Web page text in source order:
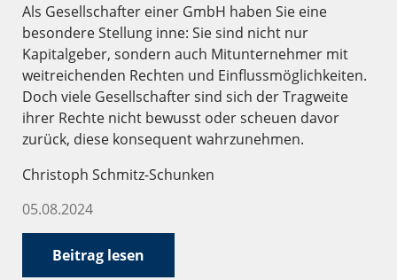
Als Gesellschafter einer GmbH haben Sie eine
besondere Stellung inne: Sie sind nicht nur
Kapitalgeber, sondern auch Mitunternehmer mit
weitreichenden Rechten und Einflussmöglichkeiten.
Doch viele Gesellschafter sind sich der Tragweite
ihrer Rechte nicht bewusst oder scheuen davor
zurück, diese konsequent wahrzunehmen.
Christoph Schmitz-Schunken
05.08.2024
Beitrag lesen